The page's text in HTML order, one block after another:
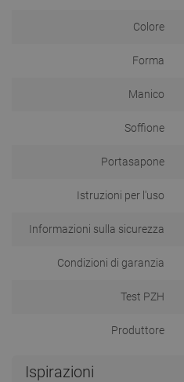
Colore
Forma
Manico
Soffione
Portasapone
Istruzioni per l'uso
Informazioni sulla sicurezza
Condizioni di garanzia
Test PZH
Produttore
Ispirazioni